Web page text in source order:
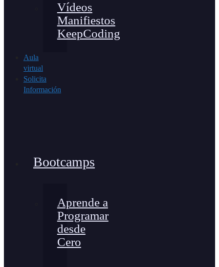
Vídeos
Manifiestos
KeepCoding
Aula
virtual
Solicita
Información
Bootcamps
Aprende a
Programar
desde
Cero